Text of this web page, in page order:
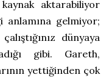
aktarabiliyor
anlamına gelmiyor;
dünyaya
gibi. Gareth,
yettiğinden çok